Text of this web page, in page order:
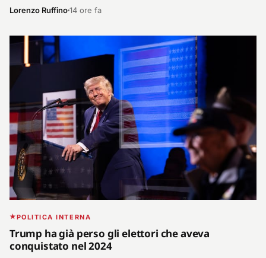
Lorenzo Ruffino14 ore fa
POLITICA INTERNA
Trump ha già perso gli elettori che aveva
conquistato nel 2024